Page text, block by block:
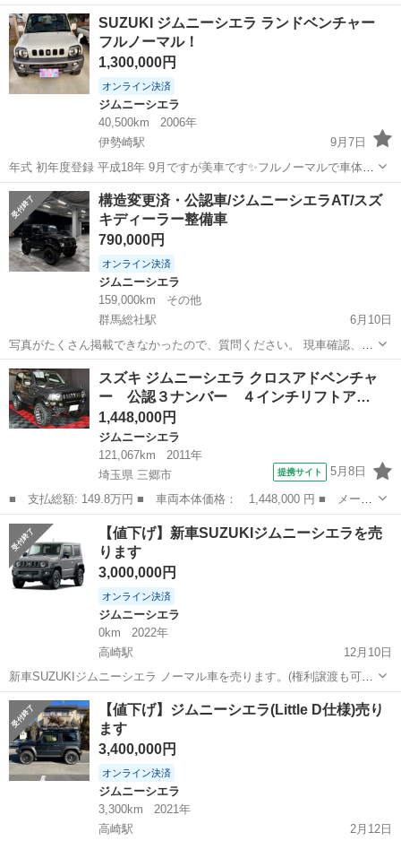
ー名： スズキ ■ 車種名： ジムニーシエラ ■ グレード名： Ｊ
Ｃ ４ＷＤ 登録済未使用車 オートクルーズコントロール レーン
アシスト...
群馬 利根郡
SUZUKI ジムニーシエラ ランドベンチャー
フルノーマル！
1,300,000円
オンライン決済
ジムニーシエラ
40,500km
2006年
伊勢崎駅
9月7日
年式 初年度登録 平成18年 9月ですが美車です✨フルノーマルで車体は
何も改造していません。車検は9月14日で切れます。 タイヤは交換時
期だと思います。ノーマルタイヤ、スタッドレスタイヤ用のアルミホ
イール両方お付けします。 ...
群馬 伊勢崎市 伊勢崎駅 ジムニーシエラ
構造変更済・公認車/ジムニーシエラAT/スズ
キディーラー整備車
790,000円
オンライン決済
ジムニーシエラ
159,000km
その他
群馬総社駅
6月10日
写真がたくさん掲載できなかったので、質問ください。 現車確認、お
待ちしております。 モモステ、スタッドレス+レアスペアホイールを
お付けします。 手元金額になります。 高速走行にて4000〜4500回転
で110kmでます。...
群馬 北群馬郡 群馬総社駅 ジムニーシエラ ミッション
スズキ ジムニーシエラ クロスアドベンチャ
ー 公認３ナンバー ４インチリフトア…
1,448,000円
ジムニーシエラ
121,067km
2011年
埼玉県 三郷市
提携サイト 5月8日
■ 支払総額: 149.8万円 ■ 車両本体価格： 1,448,000 円 ■ メーカ
ー名： スズキ ■ 車種名： ジムニーシエラ ■ グレード名： ク
ロスアドベンチャー 公認３ナンバー ４インチリフトアップ ＢＦ
グッドリ...
埼玉 ジムニーシエラ
【値下げ】新車SUZUKIジムニーシエラを売
ります
3,000,000円
オンライン決済
ジムニーシエラ
0km
2022年
高崎駅
12月10日
新車SUZUKIジムニーシエラ ノーマル車を売ります。(権利譲渡も可能
です。) 当初10ヶ月待ちでしたが、1年9ヶ月に納期が変更されまし
た。 2022年12月頃納車予定ですが、家族内意見が色々とあり、別の車
を買ってしまったの...
群馬 高崎市 高崎駅 ジムニーシエラ 新車
【値下げ】ジムニーシエラ(Little D仕様)売り
ます
3,400,000円
オンライン決済
ジムニーシエラ
3,300km
2021年
高崎駅
2月12日